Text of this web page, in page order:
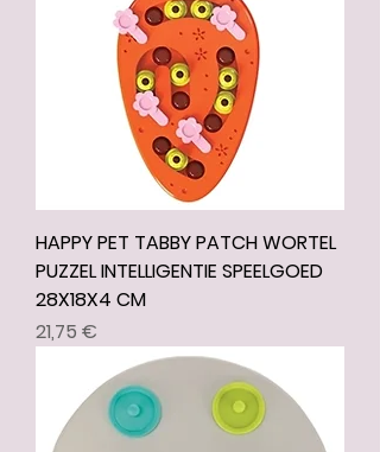
HAPPY PET TABBY PATCH WORTEL
PUZZEL INTELLIGENTIE SPEELGOED
28X18X4 CM
Prix
21,75 €